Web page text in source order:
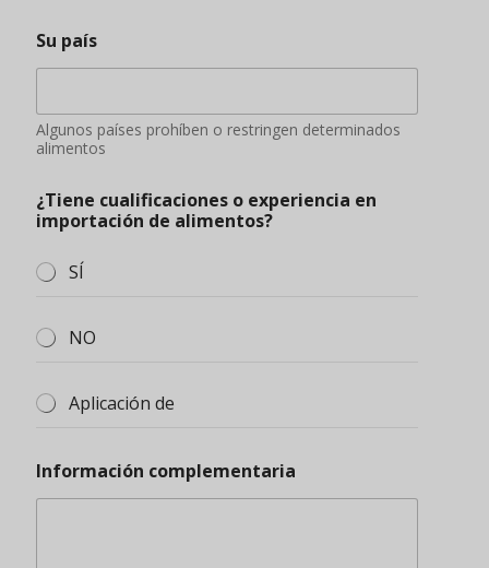
Su país
Algunos países prohíben o restringen determinados
alimentos
¿Tiene cualificaciones o experiencia en
importación de alimentos?
SÍ
NO
Aplicación de
Información complementaria